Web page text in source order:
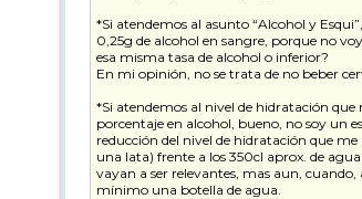
*Si atendemos al asunto “Alcohol y
0,25g de alcohol en sangre, porque no
esa misma tasa de alcohol o inferior?
En mi opinión, no se trata de no beber
*Si atendemos al nivel de hidratación
porcentaje en alcohol, bueno, no soy un
reducción del nivel de hidratación que me
una lata) frente a los 350cl aprox. de
vayan a ser relevantes, mas aun,
mínimo una botella de agua.